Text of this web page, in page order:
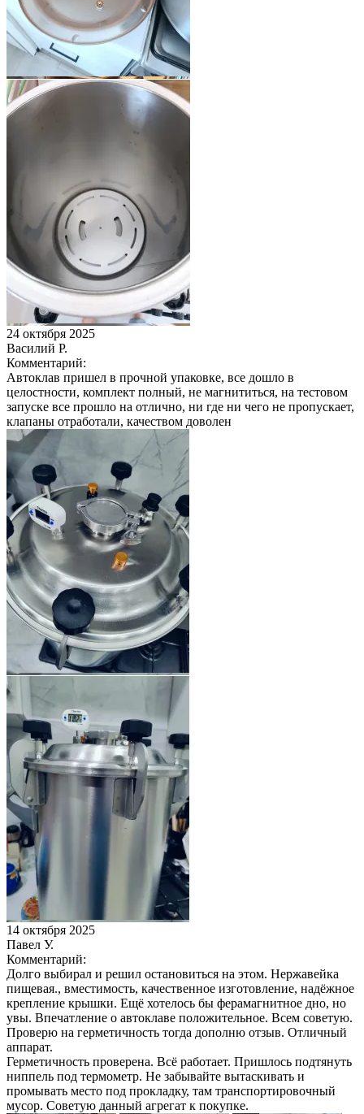
24 октября 2025
Василий Р.
Комментарий:
Автоклав пришел в прочной упаковке, все дошло в
целостности, комплект полный, не магнититься, на тестовом
запуске все прошло на отлично, ни где ни чего не пропускает,
клапаны отработали, качеством доволен
14 октября 2025
Павел У.
Комментарий:
Долго выбирал и решил остановиться на этом. Нержавейка
пищевая., вместимость, качественное изготовление, надёжное
крепление крышки. Ещё хотелось бы ферамагнитное дно, но
увы. Впечатление о автоклаве положительное. Всем советую.
Проверю на герметичность тогда дополню отзыв. Отличный
аппарат.
Герметичность проверена. Всё работает. Пришлось подтянуть
ниппель под термометр. Не забывайте вытаскивать и
промывать место под прокладку, там транспортировочный
мусор. Советую данный агрегат к покупке.